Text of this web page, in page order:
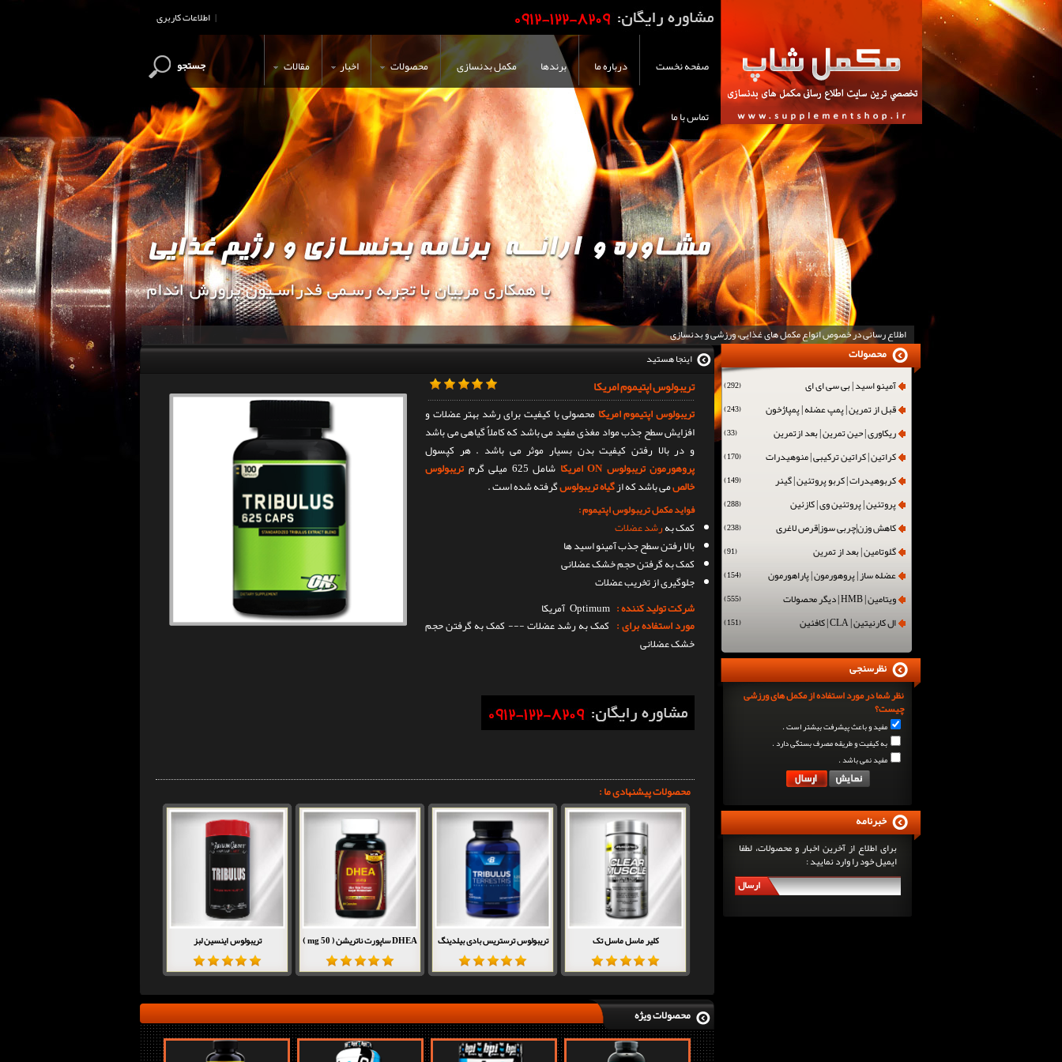
اطلاعات کاربری |
صفحه نخست درباره ما برندها مکمل بدنسازی محصولات اخبار مقالات
تماس با ما
جستجو
اطلاع رسانی در خصوص انواع مکمل های غذایی، ورزشی و بدنسازی
این وب سایت جهت اطلاع رسانی و
اینجا هستید
تریبولوس اپتیموم امریکا
تریبولوس اپتیموم امریکامحصولی با کیفیت برای رشد بهتر عضلات و
افزایش سطح جذب مواد مغذی مفید می باشد که کاملاٌ گیاهی می باشد
و در بالا رفتن کیفیت بدن بسیار موثر می باشد . هر کپسول
پروهورمون تریبولوس ON امریکا
شامل 625 میلی گرم
تریبولوس
خالصمی باشد که ازگیاه تریبولوسگرفته شده است .
فواید مکمل تریبولوس اپتیموم :
کمک بهرشد عضلات
بالا رفتن سطح جذب آمینو اسید ها
کمک به گرفتن حجم خشک عضلانی
جلوگیری از تخریب عضلات
شرکت تولید کننده : Optimum آمریکا
مورد استفاده برای : کمک به رشد عضلات --- کمک به گرفتن حجم
خشک عضلانی
محصولات پیشنهادی ما :
کلیر ماسل ماسل تک تریبولوس ترستریس بادی بیلدینگ DHEA ساپورت ناتریشن ( mg 50 ) تریبولوس اینسین لبز
محصولات ویژه
آمینو اسید | بی سی ای ای (292)
قبل از تمرین | پمپ عضله | پمپاژخون (243)
ریکاوری | حین تمرین | بعد ازتمرین (33)
کراتین | کراتین ترکیبی | منوهیدرات (170)
کربوهیدرات | کربو پروتئین | گینر (149)
پروتئین | پروتئین وی | کازئین (288)
کاهش وزن|چربی سوز|قرص لاغری (238)
گلوتامین | بعد از تمرین (91)
عضله ساز | پروهورمون | پاراهورمون (154)
ویتامین | HMB | دیگر محصولات (555)
ال کارنیتین | CLA | کافئین (151)
محصولات
نظر شما در مورد استفاده از مکمل های ورزشی
چیست؟
مفید و باعث پیشرفت بیشتر است .
به کیفیت و طریقه مصرف بستگی دارد .
مفید نمی باشد .
نظرسنجی
برای اطلاع از آخرین اخبار و محصولات، لطفا
ایمیل خود را وارد نمایید :
ارسال
خبرنامه
سرگی کنستانس چگونه بر روی بازو های فوق العاده...